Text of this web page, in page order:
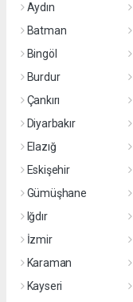
Aydın
Batman
Bingöl
Burdur
Çankırı
Diyarbakır
Elazığ
Eskişehir
Gümüşhane
Iğdır
İzmir
Karaman
Kayseri